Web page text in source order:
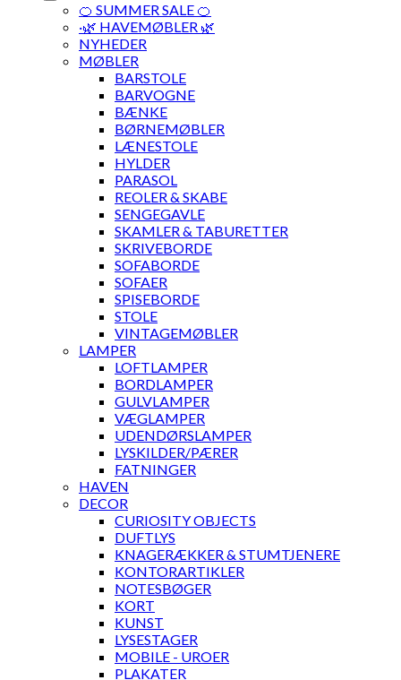
🍊 SUMMER SALE 🍊
·🌿 HAVEMØBLER 🌿
NYHEDER
MØBLER
BARSTOLE
BARVOGNE
BÆNKE
BØRNEMØBLER
LÆNESTOLE
HYLDER
PARASOL
REOLER & SKABE
SENGEGAVLE
SKAMLER & TABURETTER
SKRIVEBORDE
SOFABORDE
SOFAER
SPISEBORDE
STOLE
VINTAGEMØBLER
LAMPER
LOFTLAMPER
BORDLAMPER
GULVLAMPER
VÆGLAMPER
UDENDØRSLAMPER
LYSKILDER/PÆRER
FATNINGER
HAVEN
DECOR
CURIOSITY OBJECTS
DUFTLYS
KNAGERÆKKER & STUMTJENERE
KONTORARTIKLER
NOTESBØGER
KORT
KUNST
LYSESTAGER
MOBILE - UROER
PLAKATER